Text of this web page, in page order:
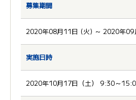
募集期間
2020年08月11日 (火) ～ 2020年
実施日時
2020年10月17日（土） 9:30～